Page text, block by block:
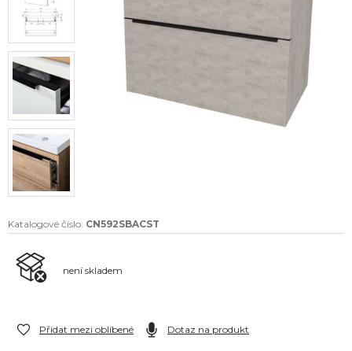
Katalogové číslo: CN592SBACST
není skladem
Přidat mezi oblíbené Dotaz na produkt